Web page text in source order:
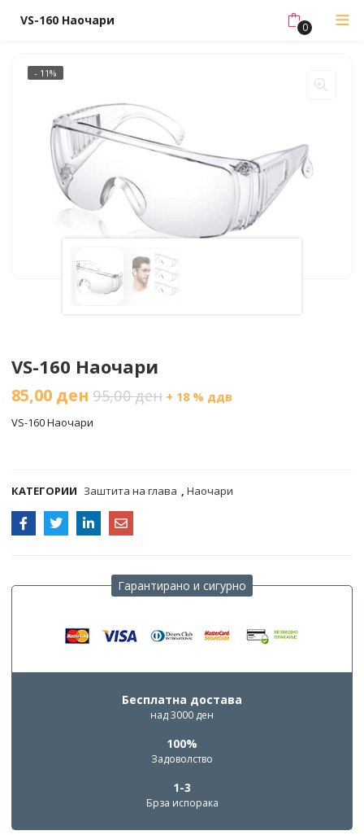
VS-160 Наочари 0
- 11%
VS-160 Наочари
85,00 ден 95,00ден + 18 % ддв
VS-160 Наочари
КАТЕГОРИИ Заштита на глава ,Наочари
Гарантирано и сигурно
Бесплатна достава
над 3000 ден
100%
Задоволство
1-3
Брза испорака